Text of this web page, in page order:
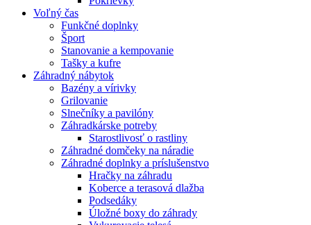
Voľný čas
Funkčné doplnky
Šport
Stanovanie a kempovanie
Tašky a kufre
Záhradný nábytok
Bazény a vírivky
Grilovanie
Slnečníky a pavilóny
Záhradkárske potreby
Starostlivosť o rastliny
Záhradné domčeky na náradie
Záhradné doplnky a príslušenstvo
Hračky na záhradu
Koberce a terasová dlažba
Podsedáky
Úložné boxy do záhrady